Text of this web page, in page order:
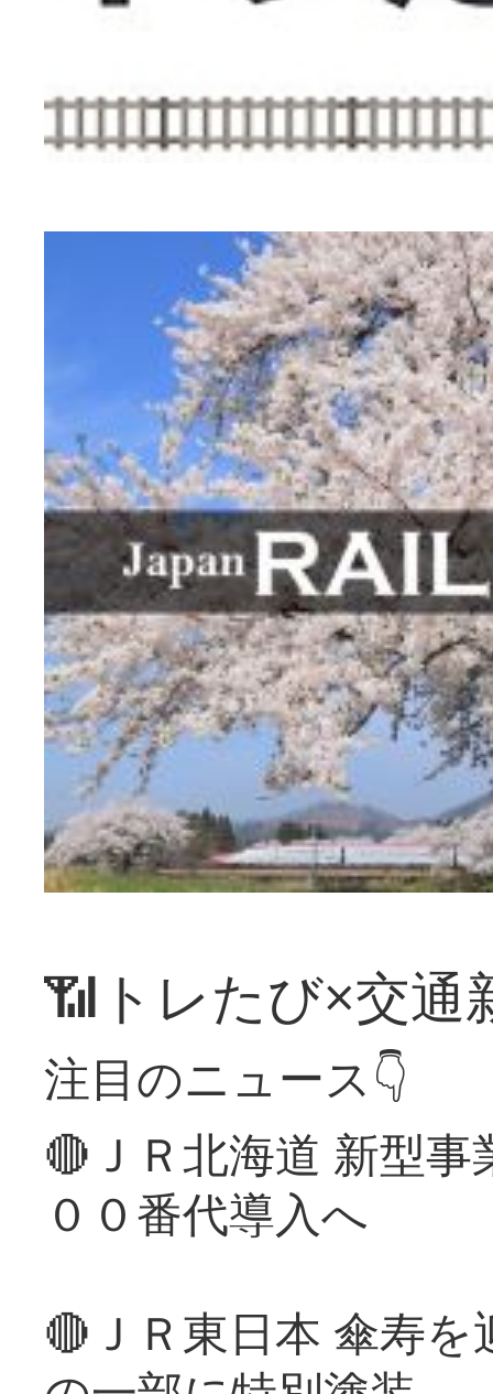
📶トレたび×交通
注目のニュース👇
🔴ＪＲ北海道 新型
００番代導入へ
🔴ＪＲ東日本 傘寿